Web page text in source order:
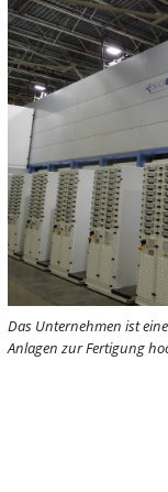
Das Unternehmen ist
Anlagen zur Fertigung